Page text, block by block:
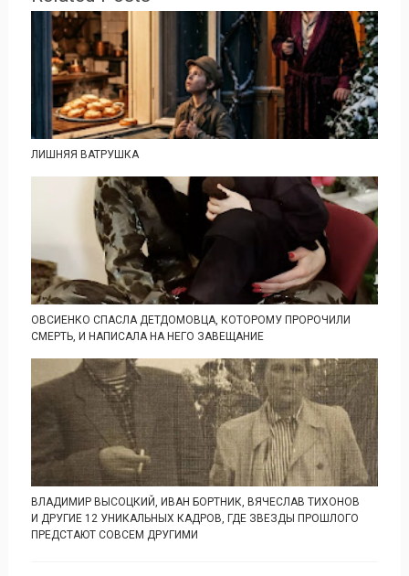
ЛИШНЯЯ ВАТРУШКА
ОВСИЕНКО СПАСЛА ДЕТДОМОВЦА, КОТОРОМУ ПРОРОЧИЛИ
СМЕРТЬ, И НАПИСАЛА НА НЕГО ЗАВЕЩАНИЕ
ВЛАДИМИР ВЫСОЦКИЙ, ИВАН БОРТНИК, ВЯЧЕСЛАВ ТИХОНОВ
И ДРУГИЕ 12 УНИКАЛЬНЫХ КАДРОВ, ГДЕ ЗВЕЗДЫ ПРОШЛОГО
ПРЕДСТАЮТ СОВСЕМ ДРУГИМИ